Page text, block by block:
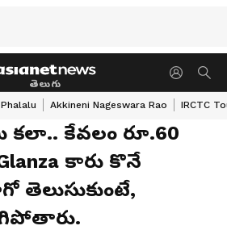
తెలుగు
Akkineni Nageswara Rao IRCTC
కలా.. కేవలం రూ.60
కారు కొనే